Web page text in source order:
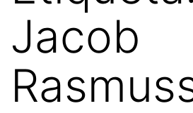
Jacob